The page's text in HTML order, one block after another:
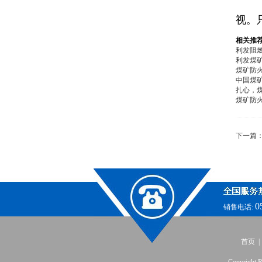
视。
相关推
利发阻
利发煤
煤矿防
中国煤
扎心，
煤矿防
下一篇：
销售电话:
首页